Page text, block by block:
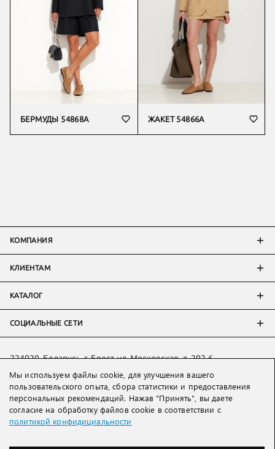
БЕРМУДЫ 54868А ЖАКЕТ 54866А
КОМПАНИЯ
КЛИЕНТАМ
КАТАЛОГ
СОЦИАЛЬНЫЕ СЕТИ
214018 Россия, г. Смоленск, пр-т. Гагарина, д. 19
224020, Беларусь, г. Брест, ул. Московская, д. 202-6
Тел:+7 993 398 36 60(WhatsApp
Тел:+375 29 205 80 10( WhatsApp,Viber)
Email:ved@lakbi.com
Мы используем файлы cookie, для улучшения вашего
пользовательского опыта, сбора статистики и предоставления
персональных рекомендаций. Нажав "Принять", вы даете
согласие на обработку файлов cookie в соответствии с
политикой конфидициальности